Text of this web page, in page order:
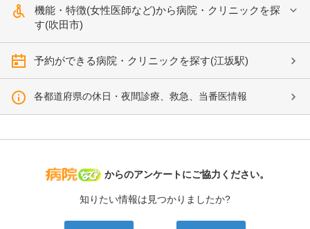
機能・特徴(女性医師など)から病院・クリニックを探
す(吹田市)
予約ができる病院・クリニックを探す(江坂駅)
各都道府県の休日・夜間診療、救急、当番医情報
病院なび
からのアンケートにご協力ください。
知りたい情報は見つかりましたか?